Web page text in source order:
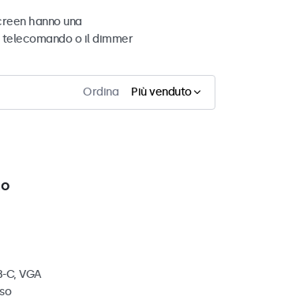
hanno una
o il dimmer
Ordina Più venduto
C, VGA